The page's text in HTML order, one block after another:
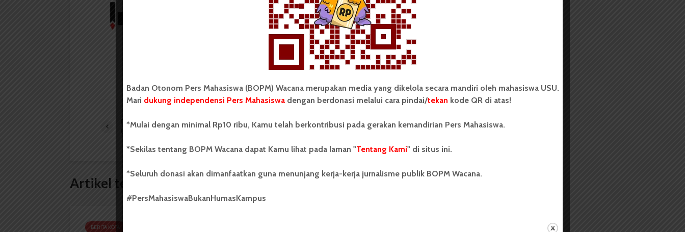
Badan Otonom Pers Mahasiswa (BOPM) Wacana merupakan pers
mahasiswa yang berdiri di luar kampus dan dikelola secara mandiri oleh
mahasiswa Universitas Sumatera Utara (USU).
Polresta Medan Tangkap Pendiri
Universitas Sumatera
Hari Kedua, Penonton Detektif
Danga-Danga Lewati Target
Artikel terkait lain
BERITA KOTA
Badan Otonom Pers Mahasiswa (BOPM) Wacana merupakan media yang dikelola secara mandiri oleh mahasiswa USU.
Mari dukung independensi Pers Mahasiswadengan berdonasi melalui cara pindai/tekan kode QR di atas!
*Mulai dengan minimal Rp10 ribu, Kamu telah berkontribusi pada gerakan kemandirian Pers Mahasiswa.
*Sekilas tentang BOPM Wacana dapat Kamu lihat pada laman "Tentang Kami" di situs ini.
*Seluruh donasi akan dimanfaatkan guna menunjang kerja-kerja jurnalisme publik BOPM Wacana.
#PersMahasiswaBukanHumasKampus